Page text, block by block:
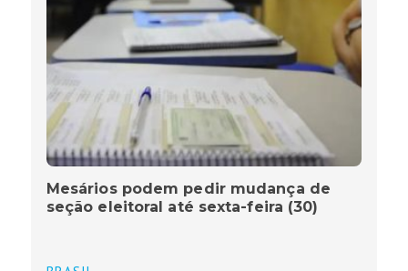
Mesários podem pedir mudança de
seção eleitoral até sexta-feira (30)